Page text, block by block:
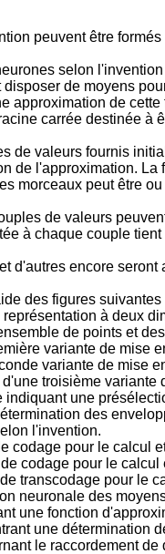
peuvent être
selon
de moyens
approximation de
carrée destinée à
de valeurs fournis
de l'approximation.
morceaux peut être
de valeurs
à chaque couple
d'autres encore
des figures
à deux
de points et
variante de mise
variante de mise
troisième
indiquant une
des
l'invention.
codage pour le calcul
codage pour le
transcodage pour le
neuronale des
une fonction
une détermination
le raccordement de